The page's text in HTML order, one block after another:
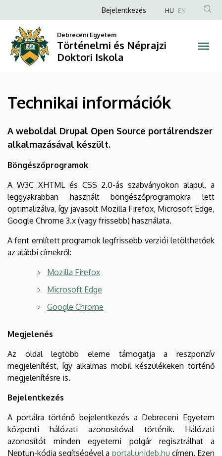
információk
Történelmi
Néprajzi
Doktori
Iskola
a
tartalomra
Anonim
fiók
menüje
Bejelentkezés HU EN
Debreceni Egyetem
Történelmi és Néprajzi
Doktori Iskola
Technikai információk
A weboldal Drupal Open Source portálrendszer
alkalmazásával készült.
Böngészőprogramok
A W3C XHTML és CSS 2.0-ás szabványokon alapul, a
leggyakrabban használt böngészőprogramokra lett
optimalizálva, így javasolt Mozilla Firefox, Microsoft Edge,
Google Chrome 3.x (vagy frissebb) használata.
A fent említett programok legfrissebb verziói letölthetőek
az alábbi címekről:
Mozilla Firefox
Microsoft Edge
Google Chrome
Megjelenés
Az oldal legtöbb eleme támogatja a reszponzív
megjelenítést, így alkalmas mobil készülékeken történő
megjelenítésre is.
Bejelentkezés
A portálra történő bejelentkezés a Debreceni Egyetem
központi hálózati azonosítóval történik. Hálózati
azonosítót minden egyetemi polgár regisztrálhat a
Neptun-kódja segítségével a portal.unideb.hu címen. Ezen